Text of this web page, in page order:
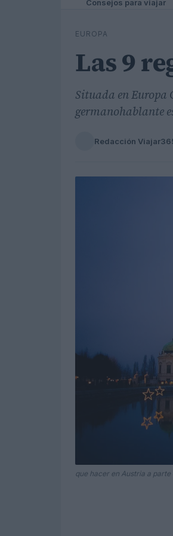
Consejos para viajar
EUROPA
Las 9
Situada en
germanohablante
Redacción
que hacer en Austria a